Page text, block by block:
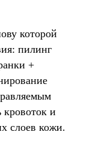
которой
пилинг
+
кровоток и
слоев кожи.